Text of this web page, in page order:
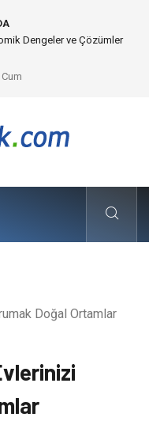
Dengeler ve Çözümler
Doğal Ortamlar